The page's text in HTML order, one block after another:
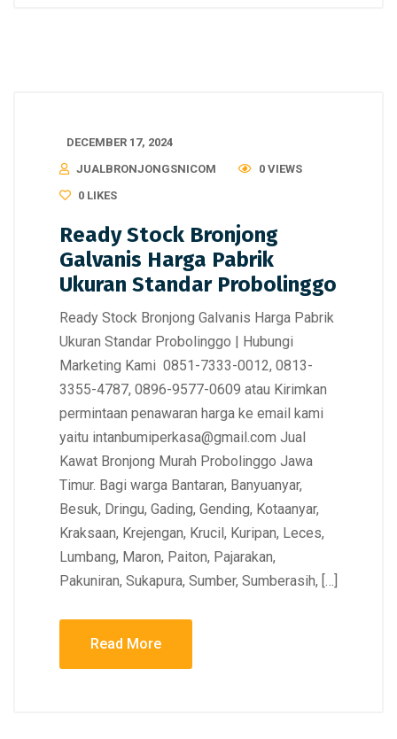
DECEMBER 17, 2024
JUALBRONJONGSNICOM
0 VIEWS
0 LIKES
Ready Stock Bronjong
Galvanis Harga Pabrik
Ukuran Standar Probolinggo
Ready Stock Bronjong Galvanis Harga Pabrik
Ukuran Standar Probolinggo | Hubungi
Marketing Kami 0851-7333-0012, 0813-
3355-4787, 0896-9577-0609 atau Kirimkan
permintaan penawaran harga ke email kami
yaitu intanbumiperkasa@gmail.com Jual
Kawat Bronjong Murah Probolinggo Jawa
Timur. Bagi warga Bantaran, Banyuanyar,
Besuk, Dringu, Gading, Gending, Kotaanyar,
Kraksaan, Krejengan, Krucil, Kuripan, Leces,
Lumbang, Maron, Paiton, Pajarakan,
Pakuniran, Sukapura, Sumber, Sumberasih, […]
Read More